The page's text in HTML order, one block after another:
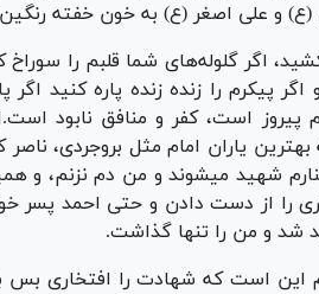
و علی اصغر (ع) به خون خفته
اگر گلوله‌های شما قلبم را
پیکرم را زنده زنده پاره کنید اگر
پیروز است، کفر و منافق نابود
یاران امام مثل بروجردی، ناصر
شهید میشوند و من دم نزنم، و
را از دست دادن و حتی احمد پسر
شد و من را تنها گذاشت.
این است که شهادت را افتخاری بس